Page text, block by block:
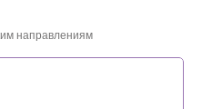
направлениям